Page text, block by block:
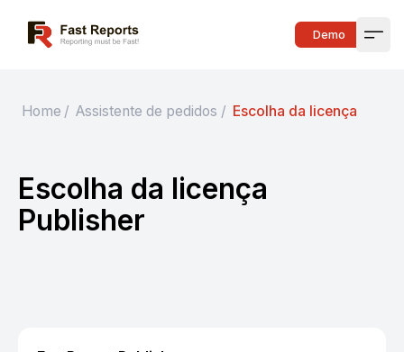
Fast Reports Demo
Home / Assistente de pedidos / Escolha da licença
Escolha da licença
Publisher